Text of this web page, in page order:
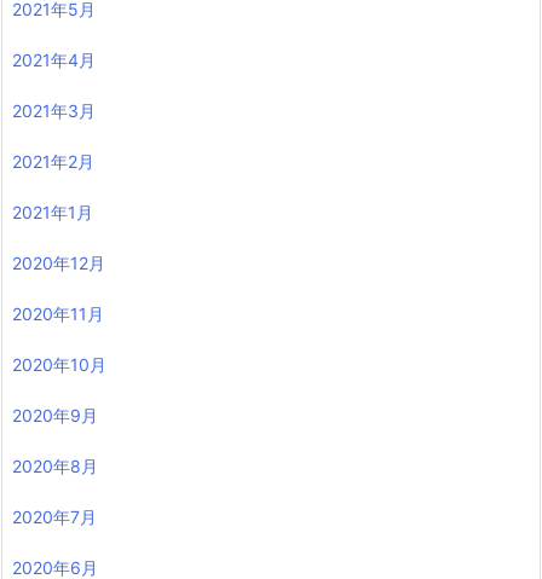
2021年5月
2021年4月
2021年3月
2021年2月
2021年1月
2020年12月
2020年11月
2020年10月
2020年9月
2020年8月
2020年7月
2020年6月